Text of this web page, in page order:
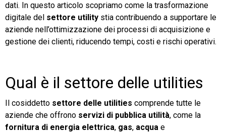
dati. In questo articolo scopriamo come la trasformazione
digitale del settore utility stia contribuendo a supportare le
aziende nell’ottimizzazione dei processi di acquisizione e
gestione dei clienti, riducendo tempi, costi e rischi operativi.
Qual è il settore delle utilities
Il cosiddetto settore delle utilities comprende tutte le
aziende che offrono servizi di pubblica utilità, come la
fornitura di energia elettrica, gas, acqua e